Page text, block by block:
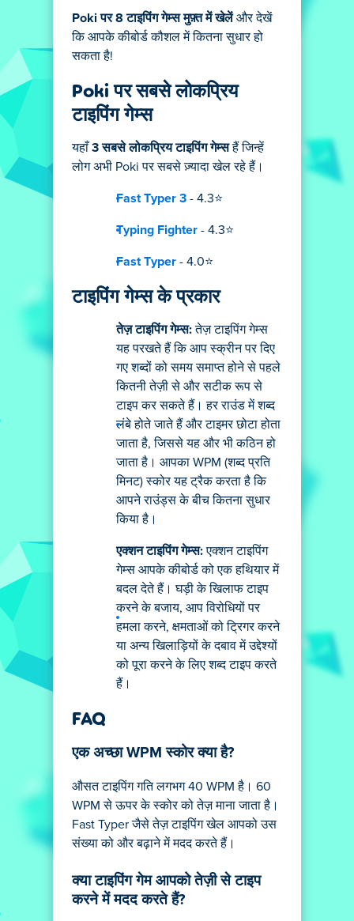
Poki पर 8 टाइपिंग गेम्स मुफ़्त में खेलेंऔर देखें
कि आपके कीबोर्ड कौशल में कितना सुधार हो
सकता है!
Poki पर सबसे लोकप्रिय
टाइपिंग गेम्स
यहाँ 3 सबसे लोकप्रिय टाइपिंग गेम्सहैं जिन्हें
लोग अभी Poki पर सबसे ज़्यादा खेल रहे हैं।
Fast Typer 3 - 4.3⭐
Typing Fighter - 4.3⭐
Fast Typer - 4.0⭐
टाइपिंग गेम्स के प्रकार
तेज़ टाइपिंग गेम्स:तेज़ टाइपिंग गेम्स
यह परखते हैं कि आप स्क्रीन पर दिए
गए शब्दों को समय समाप्त होने से पहले
कितनी तेज़ी से और सटीक रूप से
टाइप कर सकते हैं। हर राउंड में शब्द
लंबे होते जाते हैं और टाइमर छोटा होता
जाता है, जिससे यह और भी कठिन हो
जाता है। आपका WPM (शब्द प्रति
मिनट) स्कोर यह ट्रैक करता है कि
आपने राउंड्स के बीच कितना सुधार
किया है।
एक्शन टाइपिंग गेम्स:एक्शन टाइपिंग
गेम्स आपके कीबोर्ड को एक हथियार में
बदल देते हैं। घड़ी के खिलाफ टाइप
करने के बजाय, आप विरोधियों पर
हमला करने, क्षमताओं को ट्रिगर करने
या अन्य खिलाड़ियों के दबाव में उद्देश्यों
को पूरा करने के लिए शब्द टाइप करते
हैं।
FAQ
एक अच्छा WPM स्कोर क्या है?
औसत टाइपिंग गति लगभग 40 WPM है। 60
WPM से ऊपर के स्कोर को तेज़ माना जाता है।
Fast Typer जैसे तेज़ टाइपिंग खेल आपको उस
संख्या को और बढ़ाने में मदद करते हैं।
क्या टाइपिंग गेम आपको तेज़ी से टाइप
करने में मदद करते हैं?